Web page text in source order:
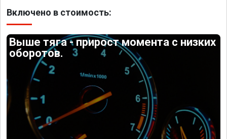
Включено в стоимость:
Выше тяга - прирост момента с низких
оборотов.